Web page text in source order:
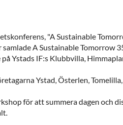
"A Sustainable
A Sustainable Tomorrow
Ystads IF:s Klubbvilla,
Ystad, Österlen,
för att summera dagen och